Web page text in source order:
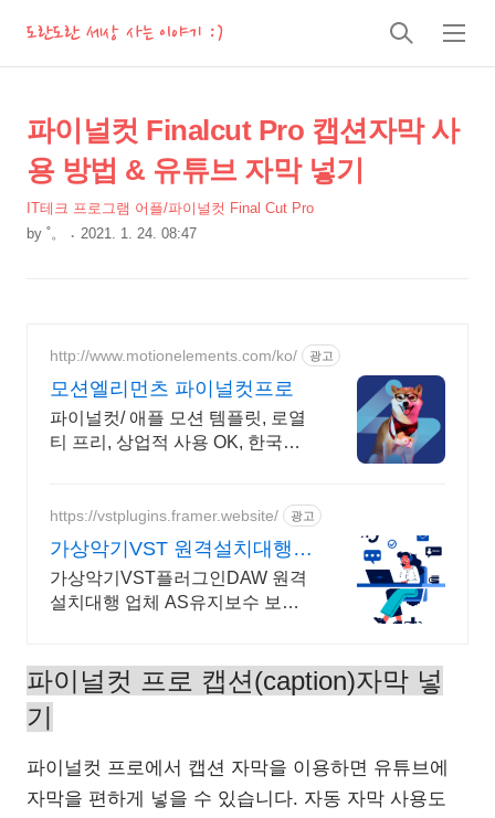
도란도란 세상 사는 이야기 :)
검
메
상
세
컨
텐
츠
본
제
목
파이널컷 Finalcut Pro 캡션자막 사
용 방법 & 유튜브 자막 넣기
IT테크 프로그램 어플/파이널컷 Final Cut Pro
by ˚。 2021. 1. 24. 08:47
http://www.motionelements.com/ko/ 광고
모션엘리먼츠 파이널컷프로
파이널컷/ 애플 모션 템플릿, 로열
티 프리, 상업적 사용 OK, 한국어
https://vstplugins.framer.website/ 광고
가상악기VST 원격설치대행
가상악기플러그인 원격설치
대행
가상악기VST플러그인DAW 원격
설치대행 업체 AS유지보수 보
체/AS 유지보수 보장/24시간 상담
파이널컷 프로 캡션(caption)자막 넣
기
파이널컷 프로에서 캡션 자막을 이용하면 유튜브에
자막을 편하게 넣을 수 있습니다. 자동 자막 사용도